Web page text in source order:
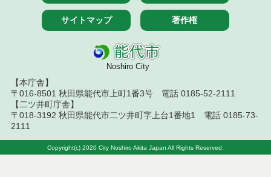
令和５年１１月分
令和５年１０月分
令和５年８月分
令和５年７月分
令和５年６月分
サイトマップ 著作権
Noshiro City
【本庁舎】
〒016-8501 秋田県能代市上町1番3号 電話 0185-52-2111
【二ツ井町庁舎】
〒018-3192 秋田県能代市二ツ井町字上台1番地1 電話 0185-73-
2111
Copyright(c) 2020 City Noshiro Akita Japan All Rights Reserved.